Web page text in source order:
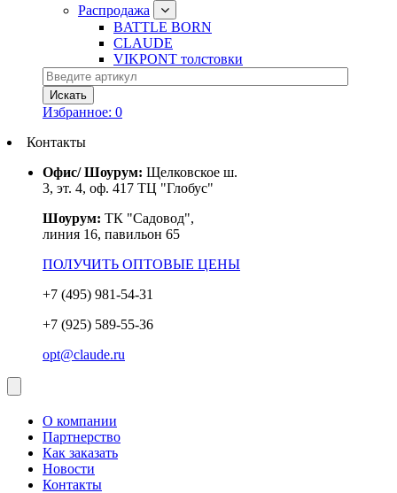
Распродажа
BATTLE BORN
CLAUDE
VIKPONT толстовки
Избранное: 0
Контакты
Офис/ Шоурум: Щелковское ш.
3, эт. 4, оф. 417 ТЦ "Глобус"
Шоурум: ТК "Садовод",
линия 16, павильон 65
ПОЛУЧИТЬ ОПТОВЫЕ ЦЕНЫ
+7 (495) 981-54-31
+7 (925) 589-55-36
opt@claude.ru
О компании
Партнерство
Как заказать
Новости
Контакты